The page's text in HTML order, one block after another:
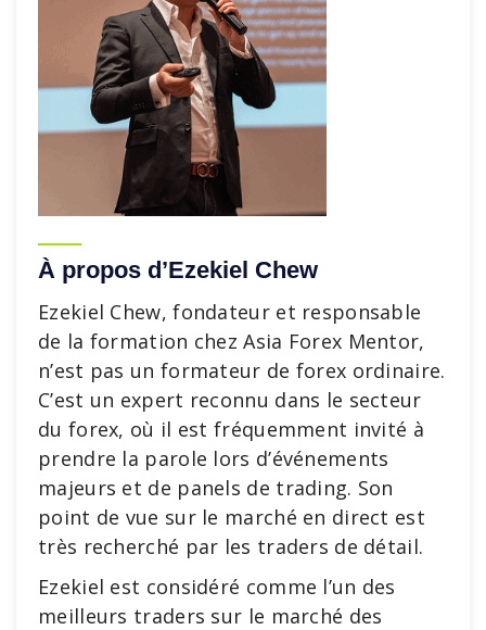
À propos d’Ezekiel Chew
Ezekiel Chew, fondateur et responsable
de la formation chez Asia Forex Mentor,
n’est pas un formateur de forex ordinaire.
C’est un expert reconnu dans le secteur
du forex, où il est fréquemment invité à
prendre la parole lors d’événements
majeurs et de panels de trading. Son
point de vue sur le marché en direct est
très recherché par les traders de détail.
Ezekiel est considéré comme l’un des
meilleurs traders sur le marché des